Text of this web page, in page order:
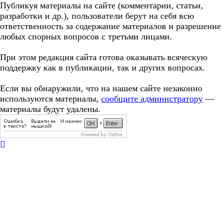
Публикуя материалы на сайте (комментарии, статьи,
разработки и др.), пользователи берут на себя всю
ответственность за содержание материалов и разрешение
любых спорных вопросов с третьми лицами.
При этом редакция сайта готова оказывать всяческую
поддержку как в публикации, так и других вопросах.
Если вы обнаружили, что на нашем сайте незаконно
используются материалы, сообщите администратору —
материалы будут удалены.